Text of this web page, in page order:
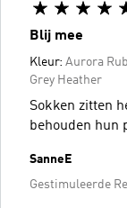
Blij mee
Kleur: Aurora
Grey Heather
Sokken zitten
behouden hun
SanneE
Gestimuleerde